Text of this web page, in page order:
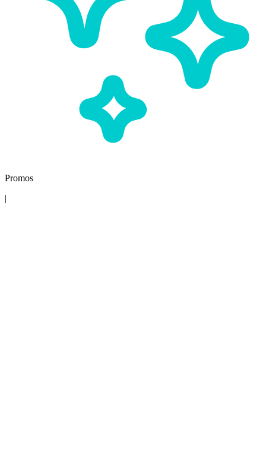
Promos
|